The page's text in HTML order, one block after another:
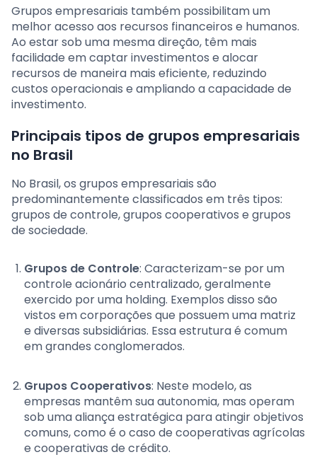
Grupos empresariais também possibilitam um
melhor acesso aos recursos financeiros e humanos.
Ao estar sob uma mesma direção, têm mais
facilidade em captar investimentos e alocar
recursos de maneira mais eficiente, reduzindo
custos operacionais e ampliando a capacidade de
investimento.
Principais tipos de grupos empresariais
no Brasil
No Brasil, os grupos empresariais são
predominantemente classificados em três tipos:
grupos de controle, grupos cooperativos e grupos
de sociedade.
Grupos de Controle: Caracterizam-se por um
controle acionário centralizado, geralmente
exercido por uma holding. Exemplos disso são
vistos em corporações que possuem uma matriz
e diversas subsidiárias. Essa estrutura é comum
em grandes conglomerados.
Grupos Cooperativos: Neste modelo, as
empresas mantêm sua autonomia, mas operam
sob uma aliança estratégica para atingir objetivos
comuns, como é o caso de cooperativas agrícolas
e cooperativas de crédito.